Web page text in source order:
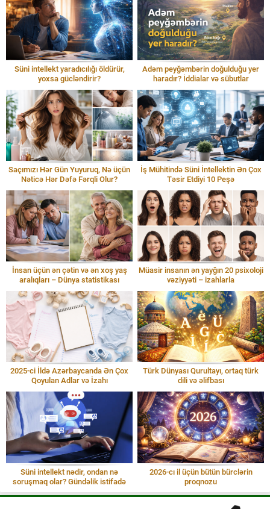
Süni intellekt yaradıcılığı öldürür,
yoxsa gücləndirir?
Adəm peyğəmbərin doğulduğu yer
haradır? İddialar və sübutlar
Saçımızı Hər Gün Yuyuruq, Nə üçün
Nəticə Hər Dəfə Fərqli Olur?
İş Mühitində Süni İntellektin Ən Çox
Təsir Etdiyi 10 Peşə
İnsan üçün ən çətin və ən xoş yaş
aralıqları – Dünya statistikası
Müasir insanın ən yayğın 20 psixoloji
vəziyyəti – izahlarla
2025-ci İldə Azərbaycanda Ən Çox
Qoyulan Adlar və İzahı
Türk Dünyası Qurultayı, ortaq türk
dili və əlifbası
Süni intellekt nədir, ondan nə
soruşmaq olar? Gündəlik istifadə
2026-cı il üçün bütün bürclərin
proqnozu